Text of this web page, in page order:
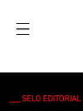
___ SELO EDITORIAL